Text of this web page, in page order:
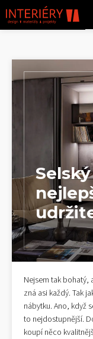
Nejsem tak bohatý,
zná asi každý. Tak
nábytku. Ano, když
to nejdostupnější.
koupí něco